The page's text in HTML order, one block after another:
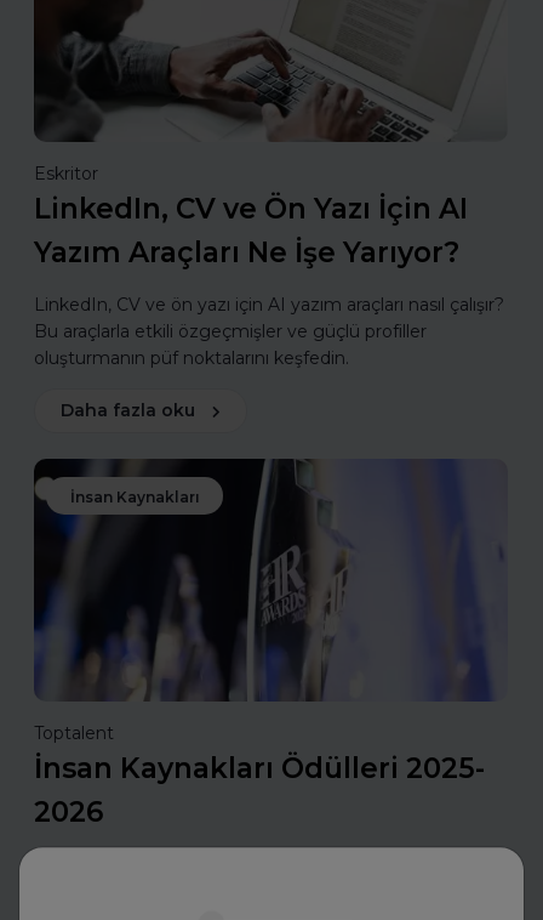
Eskritor
LinkedIn, CV ve Ön Yazı İçin AI
Yazım Araçları Ne İşe Yarıyor?
LinkedIn, CV ve ön yazı için AI yazım araçları nasıl çalışır?
Bu araçlarla etkili özgeçmişler ve güçlü profiller
oluşturmanın püf noktalarını keşfedin.
Daha fazla oku
İnsan Kaynakları
Toptalent
İnsan Kaynakları Ödülleri 2025-
2026